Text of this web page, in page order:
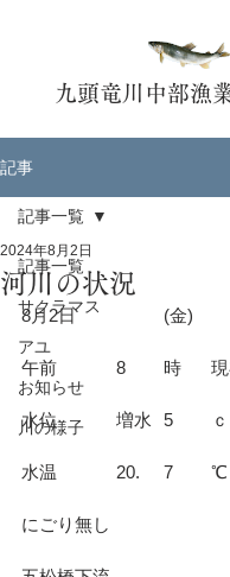
九頭竜川中部漁
記事
記事一覧
サクラマス
アユ
お知らせ
川の様子
記事一覧
河川の状況
2024年8月2日
8月2日		(金)
午前		8	時	現在
水位		増水	5	ｃｍ
水温		20.	7	℃
にごり無し